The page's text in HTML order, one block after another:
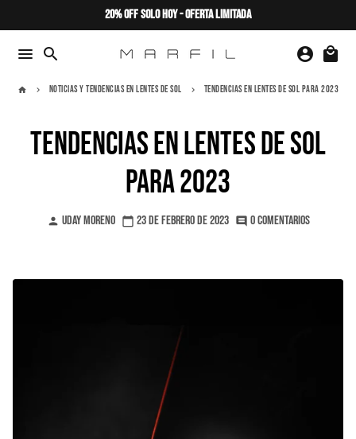
directamente
20% OFF SOLO HOY - OFERTA LIMITADA
menu search account_circle local_mall
home keyboard_arrow_right Noticias y tendencias en Lentes de sol keyboard_arrow_right Tendencias en Lentes de sol para 2023
Tendencias en Lentes de sol
para 2023
person Uday Moreno calendar_today 23 de febrero de 2023 comment 0 comentarios